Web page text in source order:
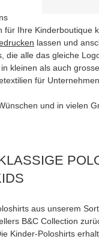
Ihre Kinderboutique
lassen und
die alle das gleiche
kleinen als auch
für
und in vielen
aus unserem
B&C Collection
Kinder-Poloshirts